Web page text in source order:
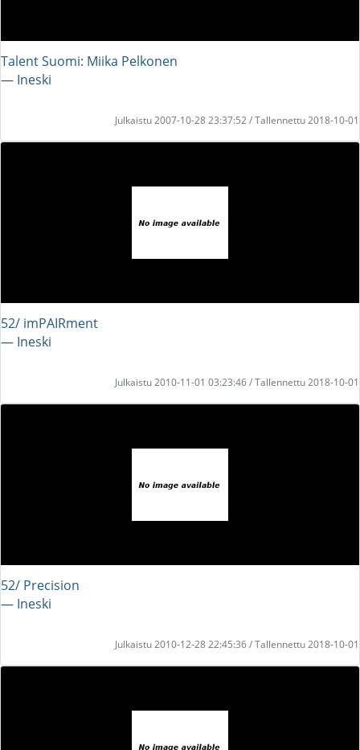
Talent Suomi: Miika Pelkonen
― Ineski
Julkaistu 2007-10-28 23:37:52 / Tallennettu 2018-10-01
52/ imPAIRment
― Ineski
Julkaistu 2010-11-01 03:23:46 / Tallennettu 2018-10-01
52/ Precision
― Ineski
Julkaistu 2010-12-28 22:45:36 / Tallennettu 2018-10-01